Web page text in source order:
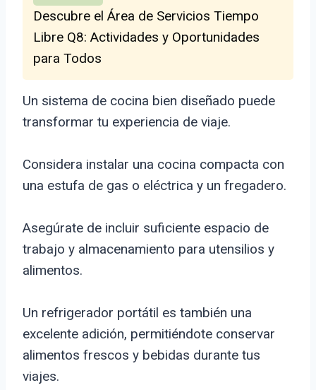
Descubre el Área de Servicios Tiempo
Libre Q8: Actividades y Oportunidades
para Todos
Un sistema de cocina bien diseñado puede
transformar tu experiencia de viaje.
Considera instalar una cocina compacta con
una estufa de gas o eléctrica y un fregadero.
Asegúrate de incluir suficiente espacio de
trabajo y almacenamiento para utensilios y
alimentos.
Un refrigerador portátil es también una
excelente adición, permitiéndote conservar
alimentos frescos y bebidas durante tus
viajes.